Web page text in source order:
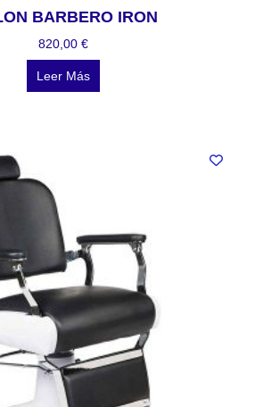
BARBERO IRON
820,00 €
Leer Más